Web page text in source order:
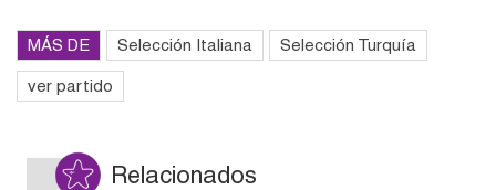
MÁS DE Selección Italiana Selección Turquía
ver partido
Relacionados